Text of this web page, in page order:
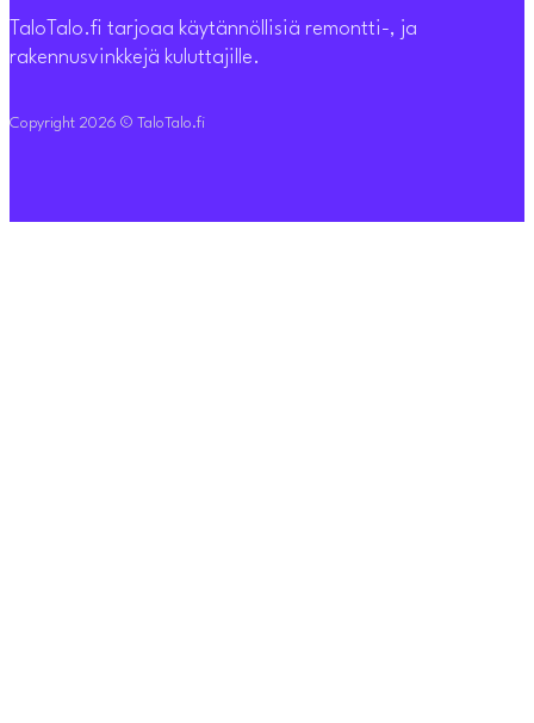
TaloTalo.fi tarjoaa käytännöllisiä remontti-, ja
rakennusvinkkejä kuluttajille.
Copyright 2026 © TaloTalo.fi